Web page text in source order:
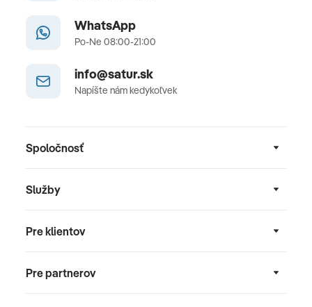
WhatsApp
Po-Ne 08:00-21:00
info@satur.sk
Napíšte nám kedykoľvek
Spoločnosť
Služby
Pre klientov
Pre partnerov